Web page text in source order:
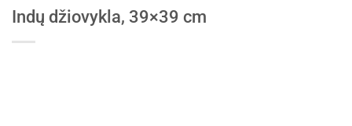
Indų džiovykla, 39×39 cm